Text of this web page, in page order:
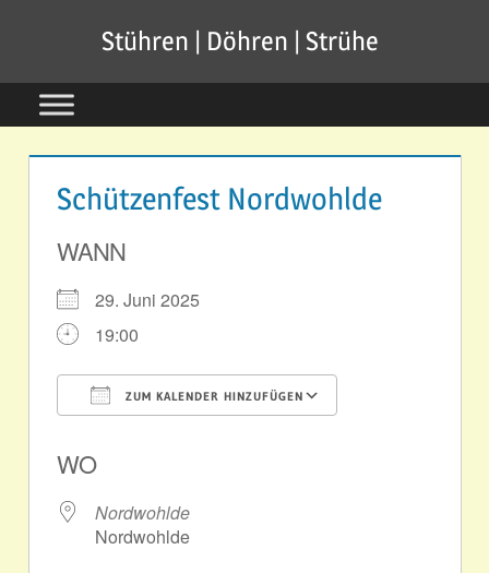
springen
Stühren | Döhren | Strühe
Schützenfest Nordwohlde
WANN
29. Juni 2025
19:00
ZUM KALENDER HINZUFÜGEN
WO
Nordwohlde
Nordwohlde